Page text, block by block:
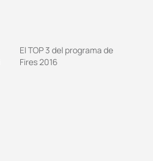
El TOP 3 del programa de
Fires 2016